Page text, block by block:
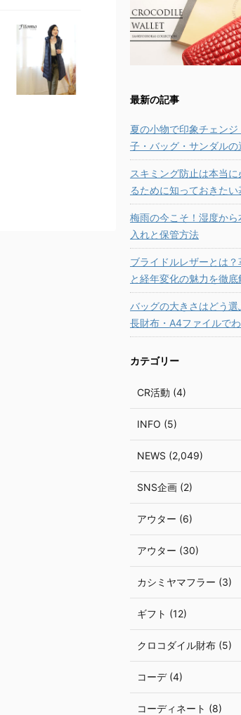
最新の記事
夏の小物で印象チェン
子・バッグ・サンダルの
スキミング防止は本当
るために知っておきた
梅雨の今こそ！湿度か
入れと保管方法
ブライドルレザーとは
と経年変化の魅力を徹底
バッグの大きさはどう選
長財布・A4ファイルで
カテゴリー
CR活動 (4)
INFO (5)
NEWS (2,049)
SNS企画 (2)
アウター (6)
アウター (30)
カシミヤマフラー (3)
ギフト (12)
クロコダイル財布 (5)
コーデ (4)
コーディネート (8)